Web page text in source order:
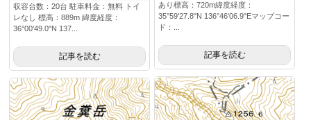
あり標高：720m緯度経度：
35°59'27.8"N 136°46'06.9"Eマップコー
ド：...
記事を読む
収容台数：20台 駐車料金：無料 トイ
レなし 標高：889m 緯度経度：
36°00'49.0"N 137...
記事を読む